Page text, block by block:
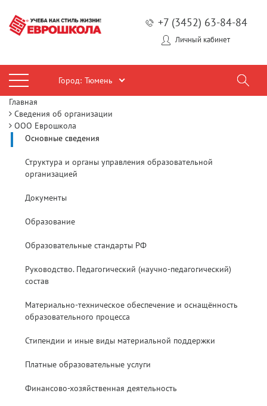
+7 (3452) 63-84-84
Личный кабинет
Город: Тюмень
Главная
Сведения об организации
ООО Еврошкола
Основные сведения
Структура и органы управления образовательной
организацией
Документы
Образование
Образовательные стандарты РФ
Руководство. Педагогический (научно-педагогический)
состав
Материально-техническое обеспечение и оснащённость
образовательного процесса
Стипендии и иные виды материальной поддержки
Платные образовательные услуги
Финансово-хозяйственная деятельность